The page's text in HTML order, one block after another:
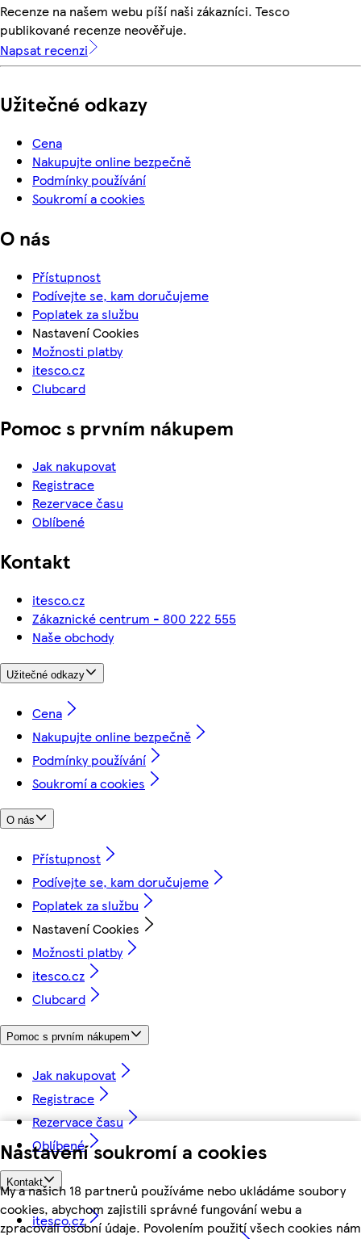
Nastavení soukromí a cookies
My a našich 18 partnerů používáme nebo ukládáme soubory
cookies, abychom zajistili správné fungování webu a
zpracovali osobní údaje. Povolením použití všech cookies nám
Recenze na našem webu píší naši zákazníci. Tesco
publikované recenze neověřuje.
Napsat recenzi
Užitečné odkazy
Cena
Nakupujte online bezpečně
Podmínky používání
Soukromí a cookies
O nás
Přístupnost
Podívejte se, kam doručujeme
Poplatek za službu
Nastavení Cookies
Možnosti platby
itesco.cz
Clubcard
Pomoc s prvním nákupem
Jak nakupovat
Registrace
Rezervace času
Oblíbené
Kontakt
itesco.cz
Zákaznické centrum - 800 222 555
Naše obchody
Užitečné odkazy
Cena
Nakupujte online bezpečně
Podmínky používání
Soukromí a cookies
O nás
Přístupnost
Podívejte se, kam doručujeme
Poplatek za službu
Nastavení Cookies
Možnosti platby
itesco.cz
Clubcard
Pomoc s prvním nákupem
Jak nakupovat
Registrace
Rezervace času
Oblíbené
Kontakt
itesco.cz